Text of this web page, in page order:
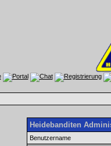
Heidebanditen
Benutzername